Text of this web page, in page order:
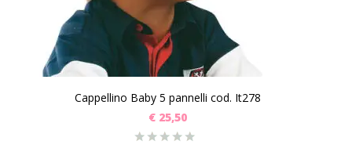
Cappellino Baby 5 pannelli cod. It278
€ 25,50